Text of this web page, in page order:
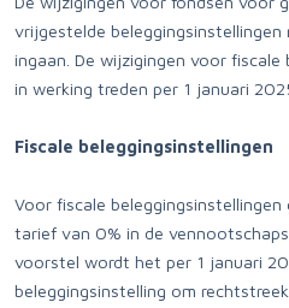
vrijgestelde
ingaan. De wijzigingen voor
in werking treden per 1 januari
Fiscale beleggingsinstellingen
Voor fiscale
tarief van 0% in de
voorstel wordt het per 1 januari
beleggingsinstelling om